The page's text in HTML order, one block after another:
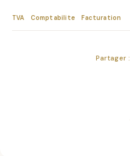
TVA Comptabilite Facturation
Partager :